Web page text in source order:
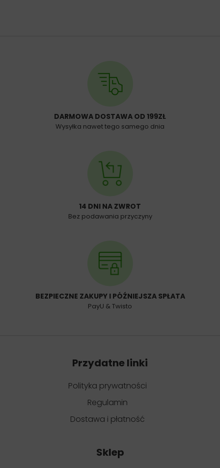
DARMOWA DOSTAWA OD 199ZŁ
Wysyłka nawet tego samego dnia
14 DNI NA ZWROT
Bez podawania przyczyny
BEZPIECZNE ZAKUPY I PÓŹNIEJSZA SPŁATA
PayU & Twisto
Przydatne linki
Polityka prywatności
Regulamin
Dostawa i płatność
Sklep